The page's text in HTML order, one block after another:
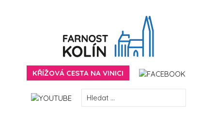
FARNOST KOLÍN
KŘÍŽOVÁ CESTA NA VINICI